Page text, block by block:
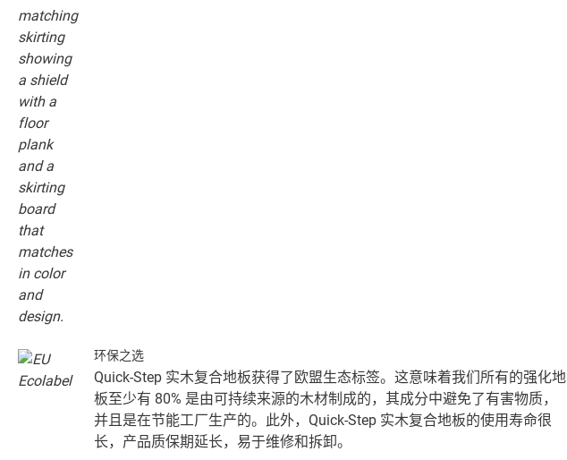
环保之选
Quick-Step 实木复合地板获得了欧盟生态标签。这意味着我们所有的强化地
板至少有 80% 是由可持续来源的木材制成的，其成分中避免了有害物质，
并且是在节能工厂生产的。此外，Quick-Step 实木复合地板的使用寿命很
长，产品质保期延长，易于维修和拆卸。